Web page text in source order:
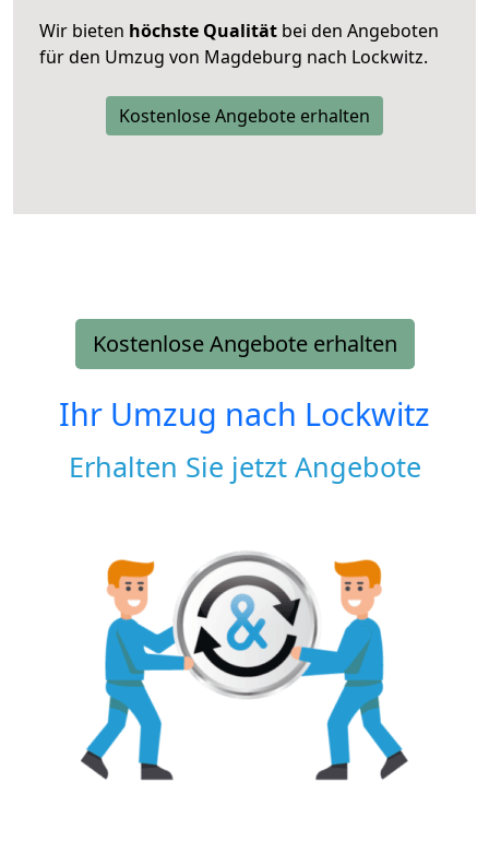
Wir bieten höchste Qualität bei den Angeboten
für den Umzug von Magdeburg nach Lockwitz.
Kostenlose Angebote erhalten
Kostenlose Angebote erhalten
Ihr Umzug nach Lockwitz
Erhalten Sie jetzt Angebote